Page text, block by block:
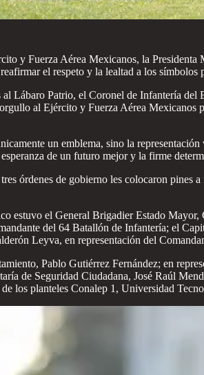
y Fuerza Aérea Mexicanos, la
el respeto y la lealtad a los
al Lábaro Patrio, el Coronel de Infantería
al Ejército y Fuerza Aérea Mexicanos
un emblema, sino la
de un futuro mejor y la firme
órdenes de gobierno les colocaron
estuvo el General Brigadier Estado
del 64 Batallón de Infantería; el
Leyva, en representación del
Pablo Gutiérrez Fernández; en
de Seguridad Ciudadana, José Raúl
los planteles Conalep 1, Universidad